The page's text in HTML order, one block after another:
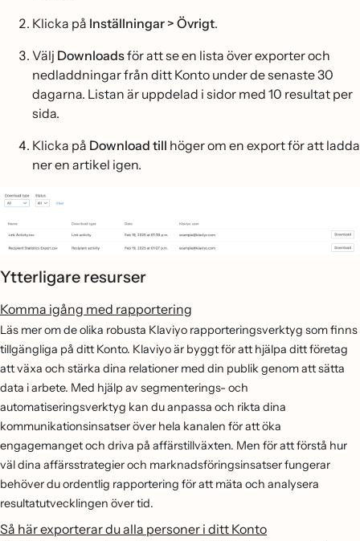
Klicka på Inställningar > Övrigt.
Välj Downloadsför att se en lista över exporter och
nedladdningar från ditt Konto under de senaste 30
dagarna. Listan är uppdelad i sidor med 10 resultat per
sida.
Klicka på Download till höger om en export för att ladda
ner en artikel igen.
Ytterligare resurser
Komma igång med rapportering
Läs mer om de olika robusta Klaviyo rapporteringsverktyg som finns
tillgängliga på ditt Konto. Klaviyo är byggt för att hjälpa ditt företag
att växa och stärka dina relationer med din publik genom att sätta
data i arbete. Med hjälp av segmenterings- och
automatiseringsverktyg kan du anpassa och rikta dina
kommunikationsinsatser över hela kanalen för att öka
engagemanget och driva på affärstillväxten. Men för att förstå hur
väl dina affärsstrategier och marknadsföringsinsatser fungerar
behöver du ordentlig rapportering för att mäta och analysera
resultatutvecklingen över tid.
Så här exporterar du alla personer i ditt Konto